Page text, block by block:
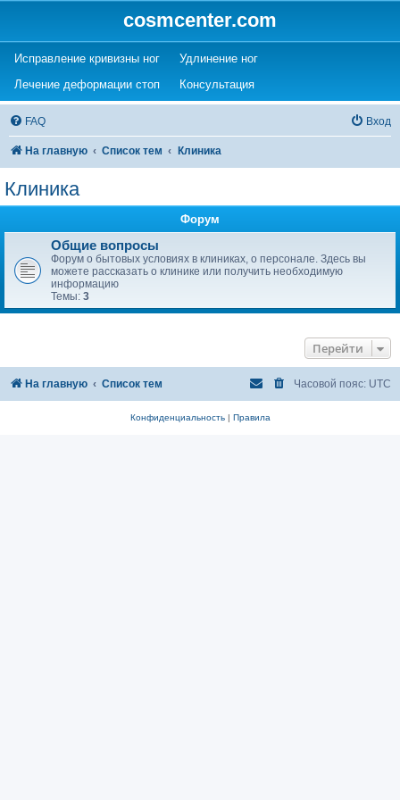
cosmcenter.com
Исправление кривизны ног(Opens a new tab)
Удлинение ног(Opens a new tab)
Лечение деформации стоп(Opens a new tab)
Консультация(Opens a new tab)
FAQ Вход
На главную Список тем Клиника
Клиника
Форум
Общие вопросы
Форум о бытовых условиях в клиниках, о персонале. Здесь вы
можете рассказать о клинике или получить необходимую
информацию
Темы: 3
Перейти
На главную Список тем Часовой пояс: UTC
Конфиденциальность| Правила